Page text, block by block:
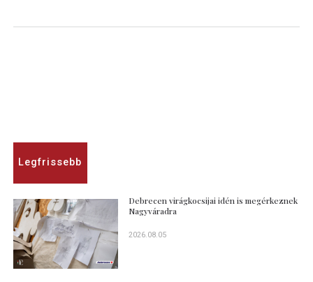
Legfrissebb
Debrecen virágkocsijai idén is megérkeznek
Nagyváradra
2026.08.05